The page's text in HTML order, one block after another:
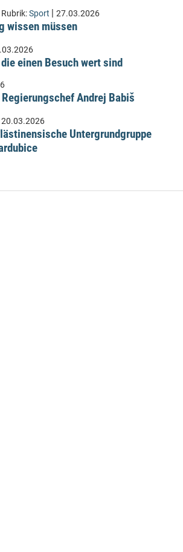
Rubrik:Sport | 27.03.2026
wissen müssen
einen Besuch wert sind
Andrej Babiš
20.03.2026
Untergrundgruppe